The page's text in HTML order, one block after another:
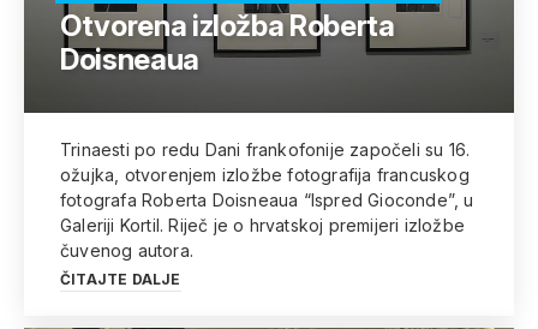
Otvorena izložba Roberta
Doisneaua
Trinaesti po redu Dani frankofonije započeli su 16.
ožujka, otvorenjem izložbe fotografija francuskog
fotografa Roberta Doisneaua “Ispred Gioconde”, u
Galeriji Kortil. Riječ je o hrvatskoj premijeri izložbe
čuvenog autora.
ČITAJTE DALJE